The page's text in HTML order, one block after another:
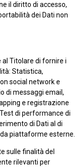
il diritto di accesso,
dei Dati non
al Titolare di fornire i
Statistica,
social network e
di messaggi email,
e registrazione
di performance di
di Dati al di
piattaforme esterne.
sulle finalità del
rilevanti per